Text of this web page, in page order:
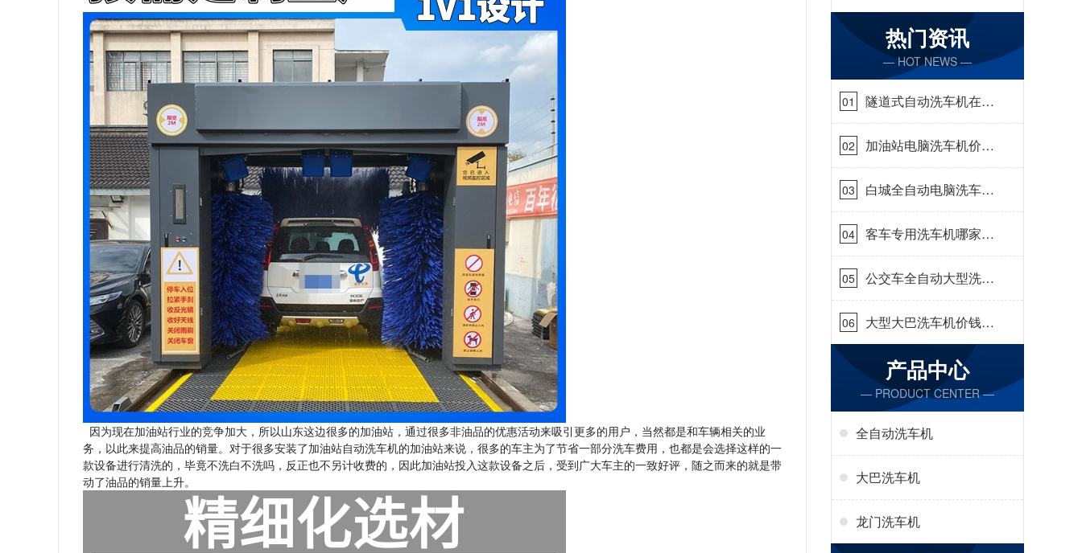
因为现在加油站行业的竞争加大，所以山东这边很多的加油站，通过很多非油品的优惠活动来吸引更多的用户，当然都是和车辆相关的业
务，以此来提高油品的销量。对于很多安装了加油站自动洗车机的加油站来说，很多的车主为了节省一部分洗车费用，也都是会选择这样的一
款设备进行清洗的，毕竟不洗白不洗吗，反正也不另计收费的，因此加油站投入这款设备之后，受到广大车主的一致好评，随之而来的就是带
动了油品的销量上升。
热门资讯
— HOT NEWS —
01
隧道式自动洗车机在哪
里购买[隆茂鑫晟]
02
加油站电脑洗车机价格
怎么样[隆茂鑫晟]
03
白城全自动电脑洗车
机-ADV防冻冬季正常
使用[隆茂鑫晟]
04
客车专用洗车机哪家的
好[隆茂鑫晟]
05
公交车全自动大型洗车
机什么价钱[隆茂鑫晟]
06
大型大巴洗车机价钱怎
么样[隆茂鑫晟]
产品中心
— PRODUCT CENTER —
全自动洗车机
大巴洗车机
龙门洗车机